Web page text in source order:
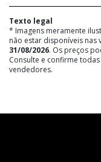
Texto legal
* Imagens meramente
não estar disponíveis nas
31/08/2026. Os preços
Consulte e confirme
vendedores.